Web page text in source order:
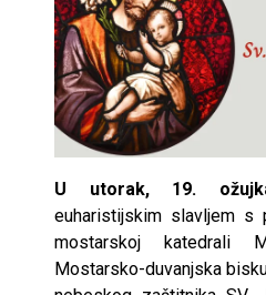
U utorak, 19.
euharistijskim slavljem
mostarskoj katedrali
Mostarsko-duvanjska